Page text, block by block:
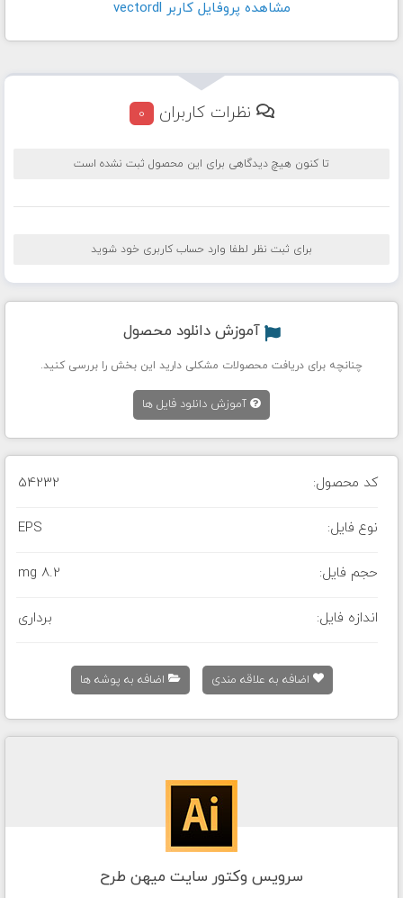
مشاهده پروفايل کاربر vectordl
نظرات کاربران 0
تا کنون هیچ دیدگاهی برای این محصول ثبت نشده است
برای ثبت نظر لطفا وارد حساب کاربری خود شوید
آموزش دانلود محصول
چنانچه برای دریافت محصولات مشکلی دارید این بخش را بررسی کنید.
آموزش دانلود فایل ها
کد محصول: 54232
نوع فایل: EPS
حجم فایل: 8.2 mg
اندازه فایل: برداری
اضافه به علاقه مندی اضافه به پوشه ها
سرویس وکتور سایت میهن طرح